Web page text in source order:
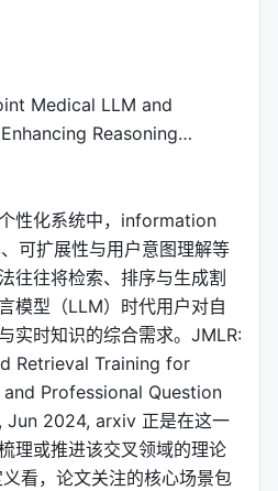
Medical LLM and
Reasoning…
性化系统中，information
可扩展性与用户意图理解等
往往将检索、排序与生成割
模型（LLM）时代用户对自
实时知识的综合需求。JMLR:
Retrieval Training for
Professional Question
2024, arxiv 正是在这一
理或推进该交叉领域的理论
看，论文关注的核心场景包